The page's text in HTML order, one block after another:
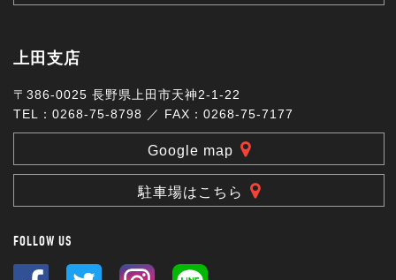
上田支店
〒386-0025 長野県上田市天神2-1-22
TEL：0268-75-8798 ／ FAX：0268-75-7177
Google map
駐車場はこちら
FOLLOW US